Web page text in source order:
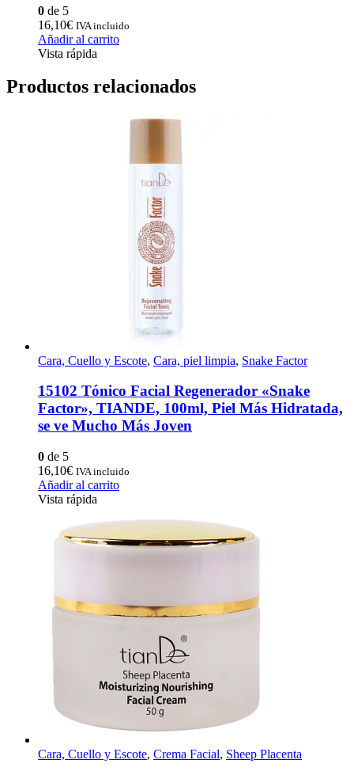
0 de 5
16,10€ IVA incluido
Añadir al carrito
Vista rápida
Productos relacionados
Cara, Cuello y Escote, Cara, piel limpia, Snake Factor
15102 Tónico Facial Regenerador «Snake
Factor», TIANDE, 100ml, Piel Más Hidratada,
se ve Mucho Más Joven
0 de 5
16,10€ IVA incluido
Añadir al carrito
Vista rápida
Cara, Cuello y Escote, Crema Facial, Sheep Placenta